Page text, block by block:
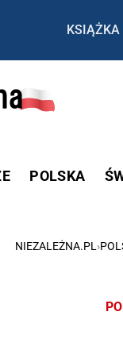
KSIĄŻKA
POLSKA
NIEZALEŻNA.PL ›